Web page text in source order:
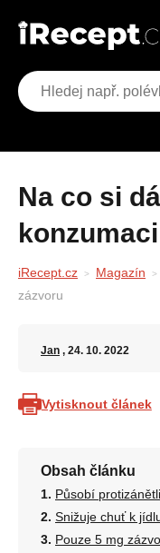
Na co si dávat pozor při
iRecept.cz Magazín
zázvoru
Jan , 24. 10. 2022
Vytisknout článek
Obsah článku
Působí
Snižuje chuť k
Pouze 5 mg